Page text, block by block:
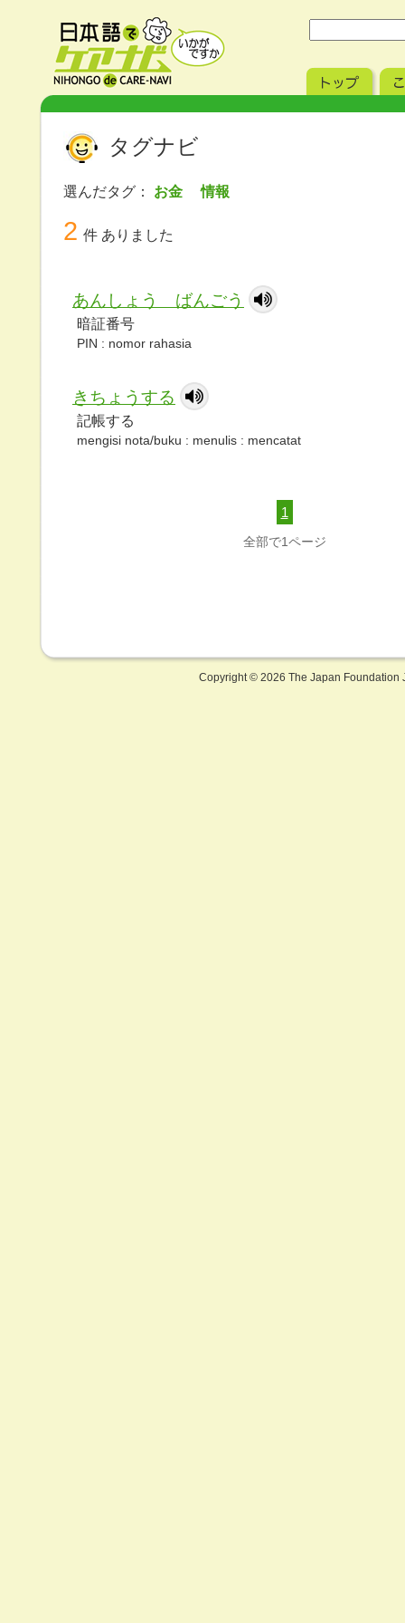
タグナビ
選んだタグ： お金 情報
2 件 ありました
あんしょう ばんごう
暗証番号
PIN : nomor rahasia
きちょうする
記帳する
mengisi nota/buku : menulis : mencatat
1
全部で1ページ
Copyright © 2026 The Japan Foundation